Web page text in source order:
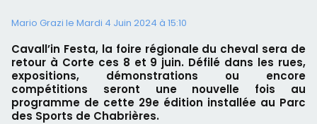
Mario Grazi le Mardi 4 Juin 2024 à 15:10
Cavall’in Festa, la foire régionale du cheval sera de
retour à Corte ces 8 et 9 juin. Défilé dans les rues,
expositions, démonstrations ou encore
compétitions seront une nouvelle fois au
programme de cette 29e édition installée au Parc
des Sports de Chabrières.